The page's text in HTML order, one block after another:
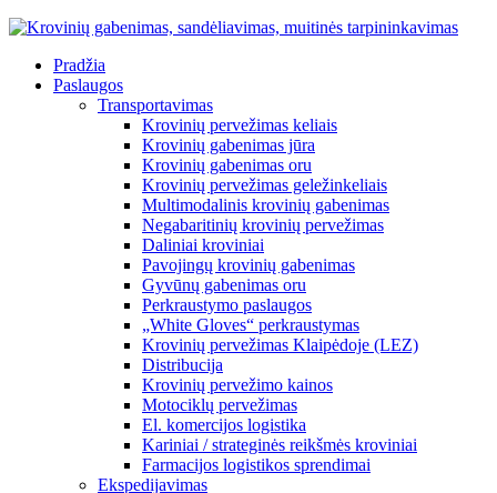
Pradžia
Paslaugos
Transportavimas
Krovinių pervežimas keliais
Krovinių gabenimas jūra
Krovinių gabenimas oru
Krovinių pervežimas geležinkeliais
Multimodalinis krovinių gabenimas
Negabaritinių krovinių pervežimas
Daliniai kroviniai
Pavojingų krovinių gabenimas
Gyvūnų gabenimas oru
Perkraustymo paslaugos
„White Gloves“ perkraustymas
Krovinių pervežimas Klaipėdoje (LEZ)
Distribucija
Krovinių pervežimo kainos
Motociklų pervežimas
El. komercijos logistika
Kariniai / strateginės reikšmės kroviniai
Farmacijos logistikos sprendimai
Ekspedijavimas